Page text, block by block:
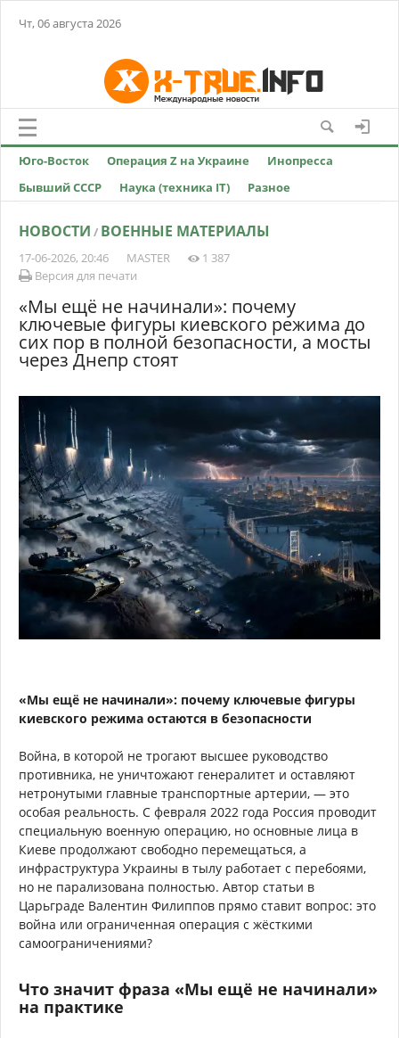
Чт, 06 августа 2026
Юго-Восток Операция Z на Украине
Инопресса
Бывший СССР
Наука (техника IT) Разное
НОВОСТИ / ВОЕННЫЕ МАТЕРИАЛЫ
17-06-2026, 20:46 MASTER
1 387
Версия для печати
«Мы ещё не начинали»: почему
ключевые фигуры киевского режима до
сих пор в полной безопасности, а мосты
через Днепр стоят
«Мы ещё не начинали»: почему ключевые фигуры
киевского режима остаются в безопасности
Война, в которой не трогают высшее руководство
противника, не уничтожают генералитет и оставляют
нетронутыми главные транспортные артерии, — это
особая реальность. С февраля 2022 года Россия проводит
специальную военную операцию, но основные лица в
Киеве продолжают свободно перемещаться, а
инфраструктура Украины в тылу работает с перебоями,
но не парализована полностью. Автор статьи в
Царьграде Валентин Филиппов прямо ставит вопрос: это
война или ограниченная операция с жёсткими
самоограничениями?
Что значит фраза «Мы ещё не начинали»
на практике